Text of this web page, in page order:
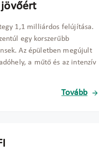
jövőért
1,1 milliárdos felújítása.
egy korszerűbb
Az épületben megújult
a műtő és az intenzív
Tovább